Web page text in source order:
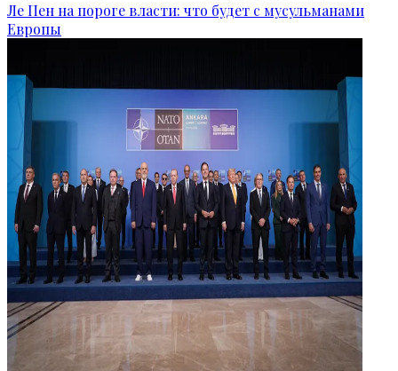
Ле Пен на пороге власти: что будет с мусульманами
Европы